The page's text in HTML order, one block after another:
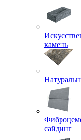
камень
сайдинг